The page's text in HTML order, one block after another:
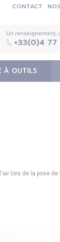
CONTACT
Un renseignement,
+33(0)4
À OUTILS
lors de la pose de